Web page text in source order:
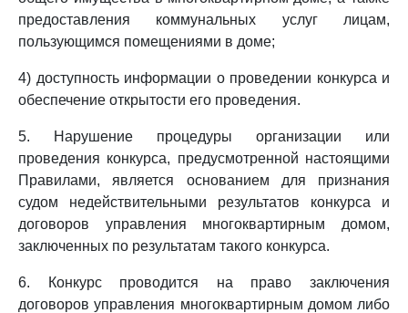
предоставления коммунальных услуг лицам,
пользующимся помещениями в доме;
4) доступность информации о проведении конкурса и
обеспечение открытости его проведения.
5. Нарушение процедуры организации или
проведения конкурса, предусмотренной настоящими
Правилами, является основанием для признания
судом недействительными результатов конкурса и
договоров управления многоквартирным домом,
заключенных по результатам такого конкурса.
6. Конкурс проводится на право заключения
договоров управления многоквартирным домом либо